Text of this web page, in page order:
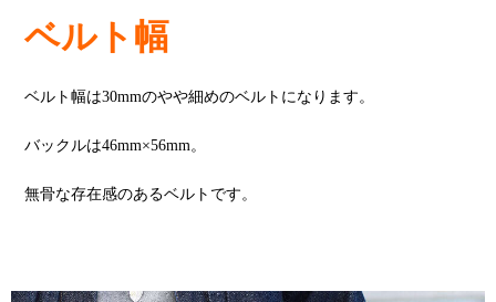
ベルト幅
ベルト幅は30mmのやや細めのベルトになります。
バックルは46mm×56mm。
無骨な存在感のあるベルトです。